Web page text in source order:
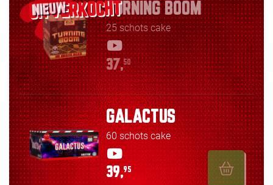
NIEUW TURNING BOOM
25 schots cake
37,50
GALACTUS
60 schots cake
39,95